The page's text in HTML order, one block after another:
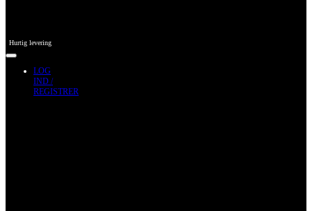
Hurtig levering
LOG
IND /
REGISTRER